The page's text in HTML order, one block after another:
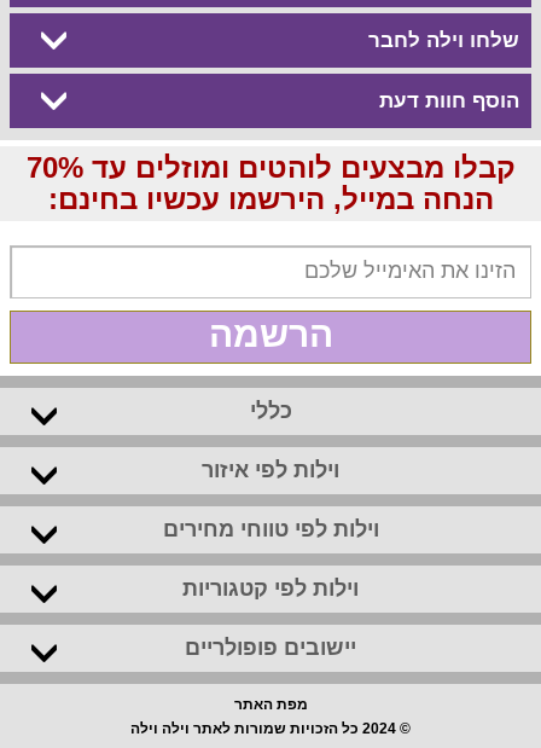
שלחו וילה לחבר
הוסף חוות דעת
קבלו מבצעים לוהטים ומוזלים עד 70%
הנחה במייל, הירשמו עכשיו בחינם:
הרשמה
כללי
וילות לפי איזור
וילות לפי טווחי מחירים
וילות לפי קטגוריות
יישובים פופולריים
מפת האתר
© 2024 כל הזכויות שמורות לאתר וילה וילה